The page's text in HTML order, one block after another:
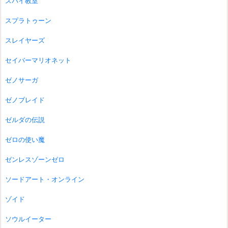
スプラトゥーン
スレイヤーズ
セイバーマリオネット
ゼノサーガ
ゼノブレイド
ゼルダの伝説
ゼロの使い魔
ゼンレスゾーンゼロ
ソードアート・オンライン
ゾイド
ソウルイーター